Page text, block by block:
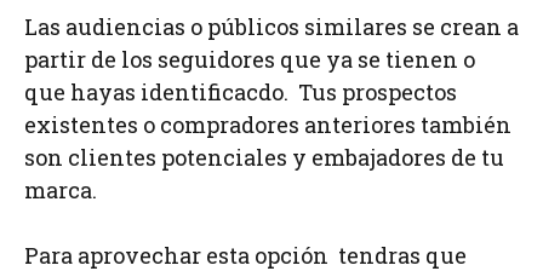
Las audiencias o públicos similares se crean a
partir de los seguidores que ya se tienen o
que hayas identificacdo. Tus prospectos
existentes o compradores anteriores también
son clientes potenciales y embajadores de tu
marca.
Para aprovechar esta opción tendras que